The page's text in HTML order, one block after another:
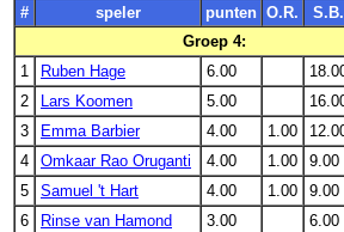
#
speler punten O.R. S.B.
Groep 4:
1
Ruben Hage 6.00
2
Lars Koomen 5.00
3
Emma Barbier 4.00 1.00
4
Omkaar Rao Oruganti 4.00 1.00 9.00
5
Samuel 't Hart 4.00 1.00 9.00
6
Rinse van Hamond 3.00 6.00